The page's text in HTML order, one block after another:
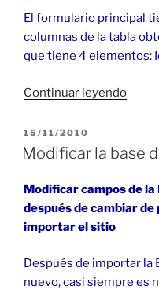
El formulario principal
columnas de la tabla
que tiene 4 elementos:
Continuar leyendo
con
en
VB»
PUBLICADO
EL
15/11/2010
Modificar la base
Modificar campos de
después de cambiar
importar el sitio
Después de importar la
nuevo, casi siempre es